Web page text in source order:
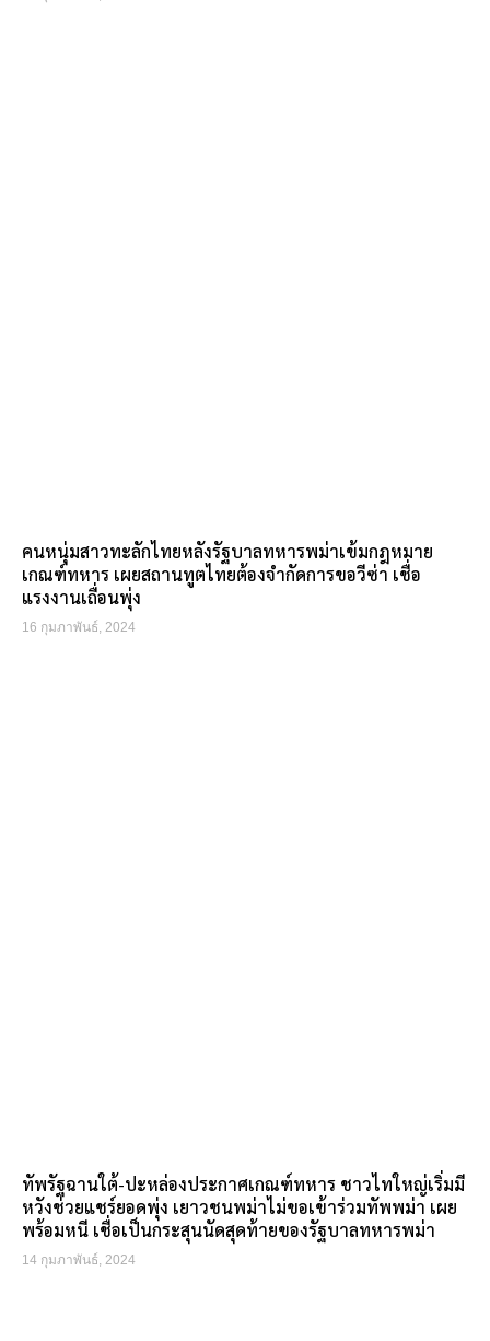
คนหนุ่มสาวทะลักไทยหลังรัฐบาลทหารพม่าเข้มกฎหมาย
เกณฑ์ทหาร เผยสถานทูตไทยต้องจำกัดการขอวีซ่า เชื่อ
แรงงานเถื่อนพุ่ง
16 กุมภาพันธ์, 2024
ทัพรัฐฉานใต้-ปะหล่องประกาศเกณฑ์ทหาร ชาวไทใหญ่เริ่มมี
หวังช่วยแชร์ยอดพุ่ง เยาวชนพม่าไม่ขอเข้าร่วมทัพพม่า เผย
พร้อมหนี เชื่อเป็นกระสุนนัดสุดท้ายของรัฐบาลทหารพม่า
14 กุมภาพันธ์, 2024